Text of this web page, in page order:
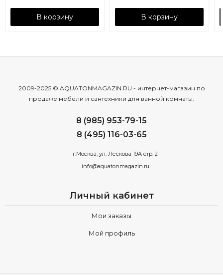
В корзину В корзину
2009-2025 © AQUATONMAGAZIN.RU - интернет-магазин по
продаже мебели и сантехники для ванной комнаты.
8 (985) 953-79-15
8 (495) 116-03-65
г.Москва, ул. Лескова 19А стр. 2
info@aquatonmagazin.ru
Личный кабинет
Мои заказы
Мой профиль